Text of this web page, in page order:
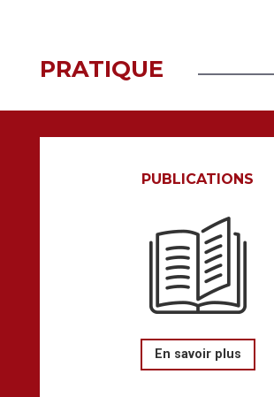
PRATIQUE
PUBLICATIONS
En savoir plus